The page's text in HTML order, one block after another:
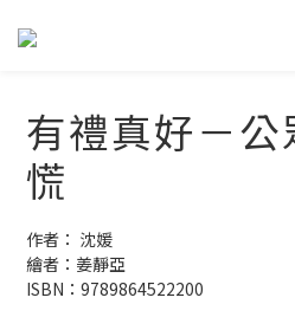
有禮真好－
慌
作者： 沈媛
繪者：姜靜亞
ISBN：9789864522200